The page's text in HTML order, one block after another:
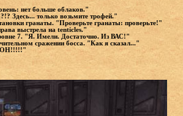
нет больше облаков."
Здесь... только возьмите трофей."
гранаты. "Проверьте гранаты: проверьте!"
выстрела на tenticles."
7. "Я. Имели. Достаточно. Из ВАС!"
сражении босса. "Как я сказал..."